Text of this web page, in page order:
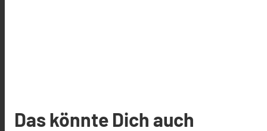
Das könnte Dich auch